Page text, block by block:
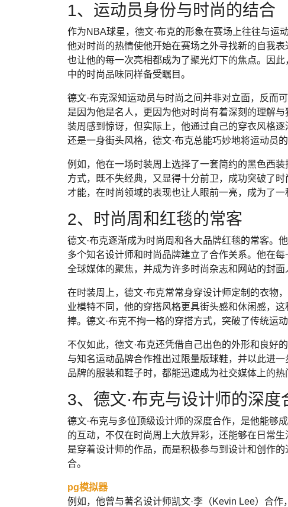
1、运动员身份与时尚的结合
作为NBA球星，德文·布克的形象在赛场上往往与运
他对时尚的热情使他开始在赛场之外寻找新的自我
也让他的每一次亮相都成为了聚光灯下的焦点。因
中的时尚品味同样备受瞩目。
德文·布克深知运动员与时尚之间并非对立面，反而
是因为他是名人，更因为他对时尚有着深刻的理解
装周感到惊讶，但实际上，他通过自己的穿衣风格
还是一身街头风格，德文·布克总能巧妙地将运动员
例如，他在一场时装周上选择了一套简约的黑色西
方式，既不失经典，又显得十分前卫，成功突破了
才能，在时尚领域的表现也让人眼前一亮，成为了一
2、时尚周和红毯的常客
德文·布克逐渐成为时尚周和各大品牌红毯的常客。
多个知名设计师和时尚品牌建立了合作关系。他在
全球媒体的聚焦，并成为许多时尚杂志和网站的封面
在时装周上，德文·布克常常身穿设计师定制的衣物
业模特不同，他的穿搭风格更具街头感和休闲感，
捧。德文·布克不拘一格的穿搭方式，突破了传统运
不仅如此，德文·布克还凭借自己出色的外形和良好
与知名运动品牌合作推出过限量版球鞋，并以此进
品牌的服装和鞋子时，都能迅速成为社交媒体上的热
3、德文·布克与设计师的深度
德文·布克与多位顶级设计师的深度合作，是他能够
的互动，不仅在时尚周上大放异彩，还能够在日常
是穿着设计师的作品，而是积极参与到设计和创作
合。
pg模拟器
例如，他曾与著名设计师凯文·李（Kevin Lee）合